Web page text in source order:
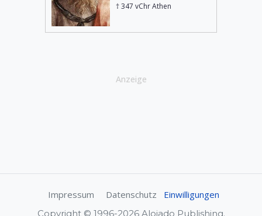
† 347 vChr Athen
Anzeige
Impressum Datenschutz Einwilligungen
Copyright © 1996-2026 Alojado Publishing.